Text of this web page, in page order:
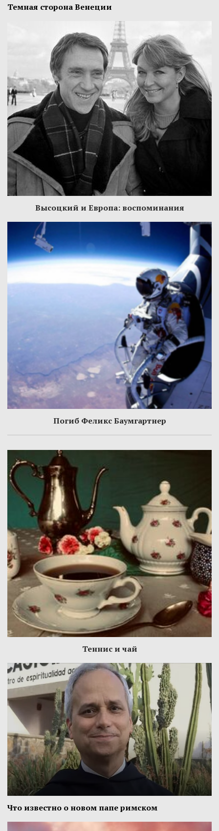
Темная сторона Венеции
Высоцкий и Европа: воспоминания
Погиб Феликс Баумгартнер
Теннис и чай
Что известно о новом папе римском